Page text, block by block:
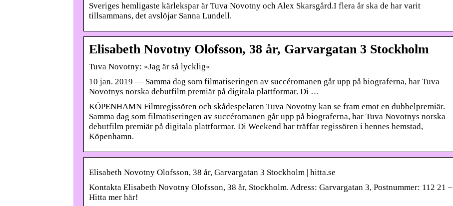
Sveriges hemligaste kärlekspar är Tuva Novotny och Alex Skarsgård.I flera år ska de har varit
tillsammans, det avslöjar Sanna Lundell.
Elisabeth Novotny Olofsson, 38 år, Garvargatan 3 Stockholm
Tuva Novotny: »Jag är så lycklig«
10 jan. 2019 — Samma dag som filmatiseringen av succéromanen går upp på biograferna, har Tuva
Novotnys norska debutfilm premiär på digitala plattformar. Di …
KÖPENHAMN Filmregissören och skådespelaren Tuva Novotny kan se fram emot en dubbelpremiär.
Samma dag som filmatiseringen av succéromanen går upp på biograferna, har Tuva Novotnys norska
debutfilm premiär på digitala plattformar. Di Weekend har träffar regissören i hennes hemstad,
Köpenhamn.
Elisabeth Novotny Olofsson, 38 år, Garvargatan 3 Stockholm | hitta.se
Kontakta Elisabeth Novotny Olofsson, 38 år, Stockholm. Adress: Garvargatan 3, Postnummer: 112 21 –
Hitta mer här!